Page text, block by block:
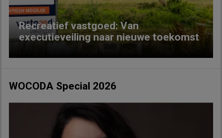
Recreatief vastgoed: Van
executieveiling naar nieuwe toekomst
WOCODA Special 2026